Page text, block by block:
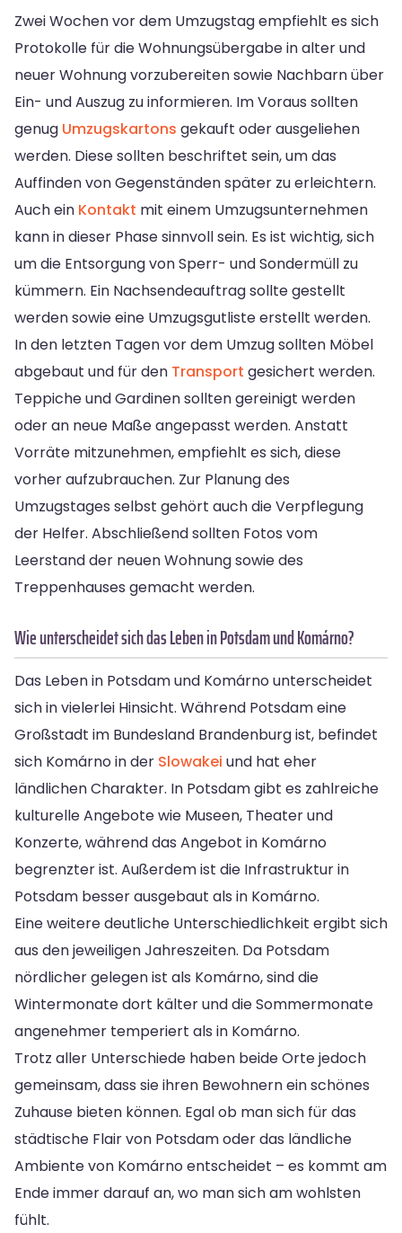
Zwei Wochen vor dem Umzugstag empfiehlt es sich
Protokolle für die Wohnungsübergabe in alter und
neuer Wohnung vorzubereiten sowie Nachbarn über
Ein- und Auszug zu informieren. Im Voraus sollten
genug Umzugskartons gekauft oder ausgeliehen
werden. Diese sollten beschriftet sein, um das
Auffinden von Gegenständen später zu erleichtern.
Auch ein Kontakt mit einem Umzugsunternehmen
kann in dieser Phase sinnvoll sein. Es ist wichtig, sich
um die Entsorgung von Sperr- und Sondermüll zu
kümmern. Ein Nachsendeauftrag sollte gestellt
werden sowie eine Umzugsgutliste erstellt werden.
In den letzten Tagen vor dem Umzug sollten Möbel
abgebaut und für den Transport gesichert werden.
Teppiche und Gardinen sollten gereinigt werden
oder an neue Maße angepasst werden. Anstatt
Vorräte mitzunehmen, empfiehlt es sich, diese
vorher aufzubrauchen. Zur Planung des
Umzugstages selbst gehört auch die Verpflegung
der Helfer. Abschließend sollten Fotos vom
Leerstand der neuen Wohnung sowie des
Treppenhauses gemacht werden.
Wie unterscheidet sich das Leben in Potsdam und Komárno?
Das Leben in Potsdam und Komárno unterscheidet
sich in vielerlei Hinsicht. Während Potsdam eine
Großstadt im Bundesland Brandenburg ist, befindet
sich Komárno in der Slowakei und hat eher
ländlichen Charakter. In Potsdam gibt es zahlreiche
kulturelle Angebote wie Museen, Theater und
Konzerte, während das Angebot in Komárno
begrenzter ist. Außerdem ist die Infrastruktur in
Potsdam besser ausgebaut als in Komárno.
Eine weitere deutliche Unterschiedlichkeit ergibt sich
aus den jeweiligen Jahreszeiten. Da Potsdam
nördlicher gelegen ist als Komárno, sind die
Wintermonate dort kälter und die Sommermonate
angenehmer temperiert als in Komárno.
Trotz aller Unterschiede haben beide Orte jedoch
gemeinsam, dass sie ihren Bewohnern ein schönes
Zuhause bieten können. Egal ob man sich für das
städtische Flair von Potsdam oder das ländliche
Ambiente von Komárno entscheidet – es kommt am
Ende immer darauf an, wo man sich am wohlsten
fühlt.